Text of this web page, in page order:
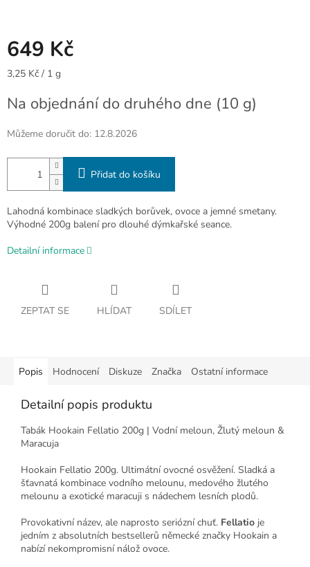
649 Kč
Měrná
3,25 Kč / 1 g
Na objednání do druhého dne (10 g)
Můžeme doručit do: 12.8.2026
Přidat do košíku
Lahodná kombinace sladkých borůvek, ovoce a jemné smetany.
Výhodné 200g balení pro dlouhé dýmkařské seance.
Detailní informace
ZEPTAT SE HLÍDAT SDÍLET
Popis Hodnocení Diskuze Značka Ostatní informace
Detailní popis produktu
Tabák Hookain Fellatio 200g | Vodní meloun, Žlutý meloun &
Maracuja
Hookain Fellatio 200g. Ultimátní ovocné osvěžení. Sladká a
šťavnatá kombinace vodního melounu, medového žlutého
melounu a exotické maracuji s nádechem lesních plodů.
Provokativní název, ale naprosto seriózní chuť. Fellatio je
jedním z absolutních bestsellerů německé značky Hookain a
nabízí nekompromisní nálož ovoce.